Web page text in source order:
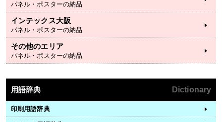
パネル・ポスターの納品
インテックス大阪
パネル・ポスターの納品
その他のエリア
パネル・ポスターの納品
用語辞典 Dictionary
印刷用語辞典